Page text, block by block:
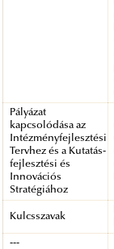
Pályázat
kapcsolódása az
Intézményfejlesztési
Tervhez és a Kutatás-
fejlesztési és
Innovációs
Stratégiához
Kulcsszavak
---